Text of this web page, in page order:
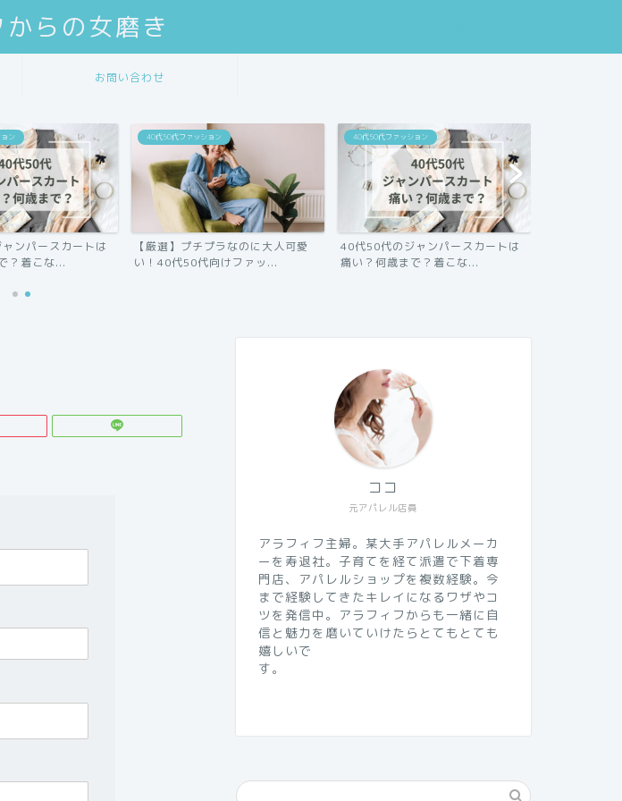
らの女磨き
お問い合わせ
ン
ンパースカートは
？着こな...
40代50代ファッション
【厳選】プチプラなのに大人可愛
い！40代50代向けファッ...
40代50代ファッション
40代50代のジャンパースカートは
痛い？何歳まで？着こな...
元アパレル店員
ココ
アラフィフ主婦。某大手アパレルメーカ
ーを寿退社。子育てを経て派遣で下着専
門店、アパレルショップを複数経験。今
まで経験してきたキレイになるワザやコ
ツを発信中。アラフィフからも一緒に自
信と魅力を磨いていけたらとてもとても
嬉しいで
す。